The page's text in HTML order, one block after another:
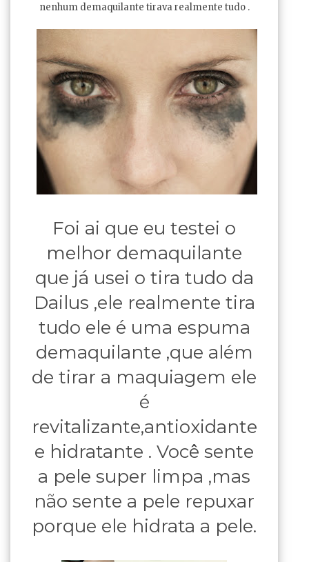
nenhum demaquilante tirava realmente tudo .
Foi ai que eu testei o
melhor demaquilante
que já usei o tira tudo da
Dailus ,ele realmente tira
tudo ele é uma espuma
demaquilante ,que além
de tirar a maquiagem ele
é
revitalizante,antioxidante
e hidratante . Você sente
a pele super limpa ,mas
não sente a pele repuxar
porque ele hidrata a pele.